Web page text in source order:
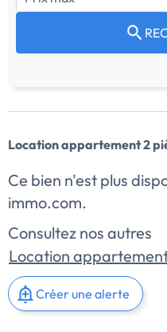
Location appartement 2
Ce bien n'est plus
immo.com.
Consultez nos autres
Location
Créer une alerte